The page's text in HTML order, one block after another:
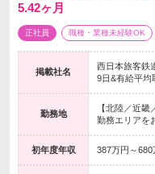
5.42ヶ月
正社員 職種・業種未経験OK
掲載社名
西日本旅客鉄
9日&有給平均
勤務地
【北陸／近
勤務エリアを
初年度年収 387万円～680